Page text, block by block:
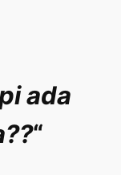
ada
“